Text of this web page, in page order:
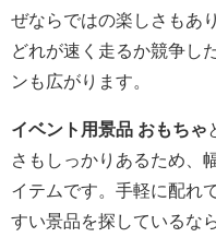
ぜならではの楽しさもあ
どれが速く走るか競争し
ンも広がります。
イベント用景品 おもちゃ
さもしっかりあるため、
イテムです。手軽に配れ
すい景品を探しているな